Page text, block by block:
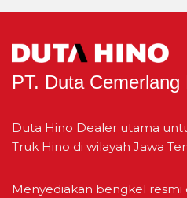
PT. Duta Cemerlang
Duta Hino Dealer utama
Truk Hino di wilayah Jawa
Menyediakan bengkel